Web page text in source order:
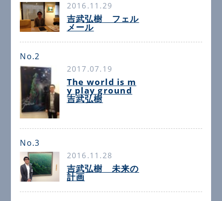
2016.11.29
吉武弘樹 フェル
メール
No.2
2017.07.19
The world is m
y play ground
吉武弘樹
No.3
2016.11.28
吉武弘樹 未来の
計画